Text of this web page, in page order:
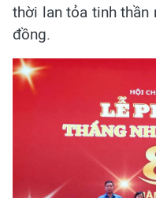
thời lan tỏa tinh thần
đồng.